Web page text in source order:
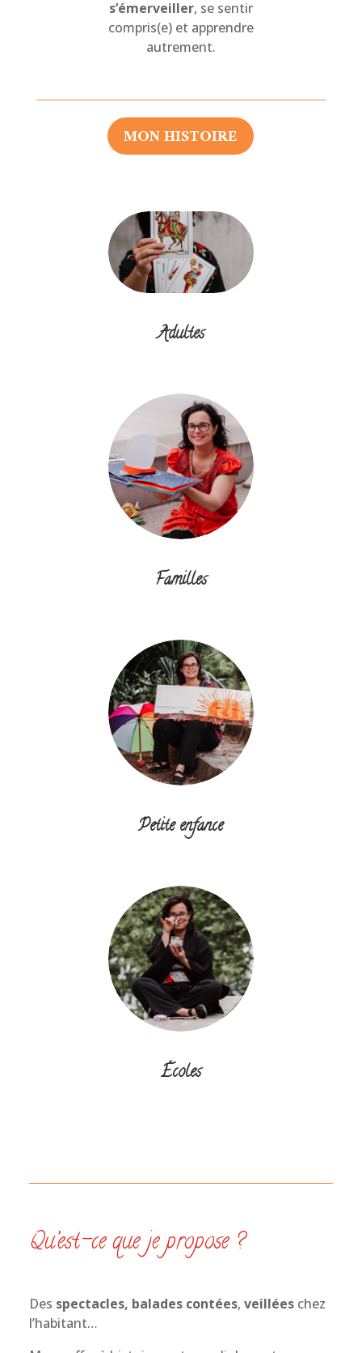
s’émerveiller, se sentir
compris(e) et apprendre
autrement.
MON HISTOIRE
Adultes
Familles
Petite enfance
Écoles
Qu’est-ce que je propose ?
Des spectacles, balades contées, veilléeschez
l’habitant…